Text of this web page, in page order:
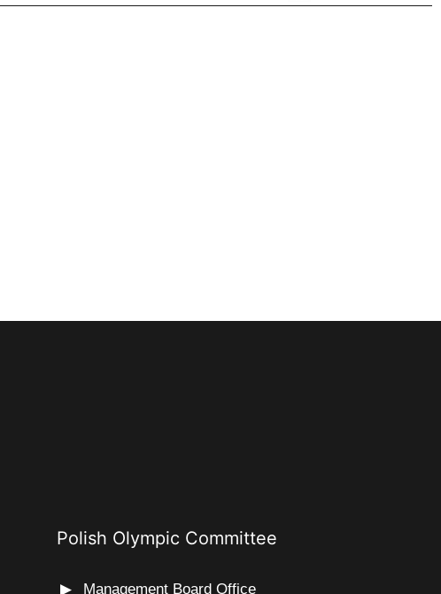
Polish Olympic Committee
Management Board Office